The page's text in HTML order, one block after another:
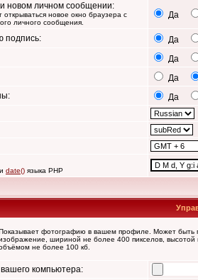
новом личном сообщении:
новое окно браузера с
личного сообщения.
Да
подпись:
Да
Да
Да
Да
date() языка PHP
фотографию в вашем профиле. Может быть
шириной не более 400 пикселов, высотой
не более 100 кб.
компьютера: